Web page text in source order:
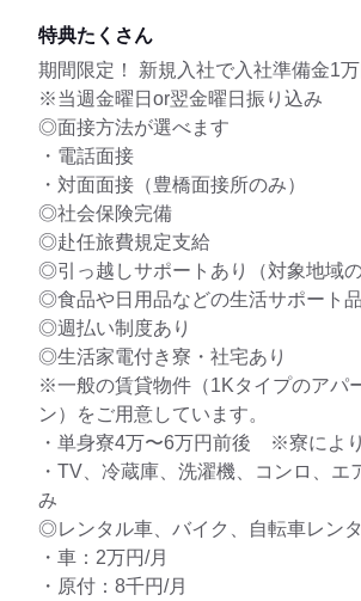
特典たくさん
期間限定！ 新規入社で入社準備金1万
※当週金曜日or翌金曜日振り込み
◎面接方法が選べます
・電話面接
・対面面接（豊橋面接所のみ）
◎社会保険完備
◎赴任旅費規定支給
◎引っ越しサポートあり（対象地域の
◎食品や日用品などの生活サポート品
◎週払い制度あり
◎生活家電付き寮・社宅あり
※一般の賃貸物件（1Kタイプのアパ
ン）をご用意しています。
・単身寮4万〜6万円前後 ※寮によ
・TV、冷蔵庫、洗濯機、コンロ、エ
み
◎レンタル車、バイク、自転車レン
・車：2万円/月
・原付：8千円/月